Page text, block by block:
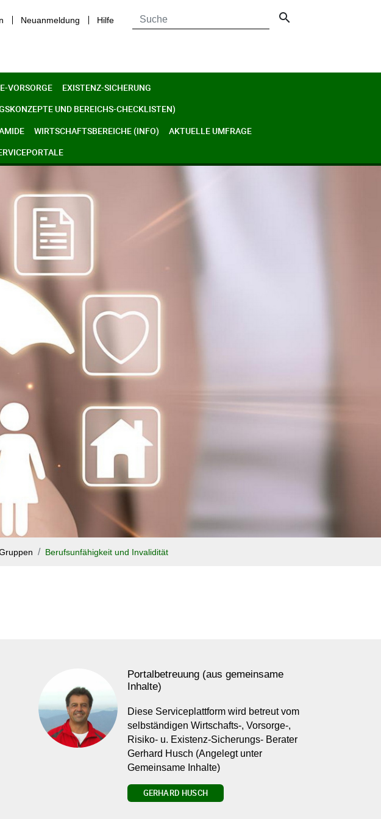
Neuanmeldung Hilfe search
VORSORGE
EXISTENZ-SICHERUNG
UND BEREICHS-CHECKLISTEN)
WIRTSCHAFTSBEREICHE (INFO)
AKTUELLE UMFRAGE
Berufsunfähigkeit und Invalidität
Portalbetreuung (aus gemeinsame
Inhalte)
Diese Serviceplattform wird betreut vom
selbständigen Wirtschafts-, Vorsorge-,
Risiko- u. Existenz-Sicherungs- Berater
Gerhard Husch (Angelegt unter
Gemeinsame Inhalte)
GERHARD HUSCH